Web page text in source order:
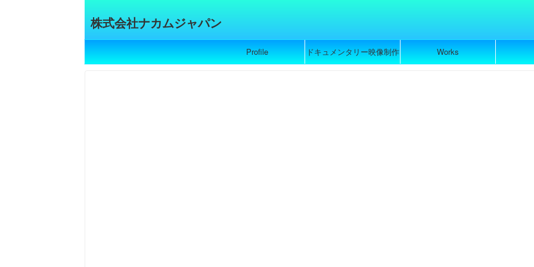
株式会社ナカムジャパン
Profile ドキュメンタリー映像制作 Works